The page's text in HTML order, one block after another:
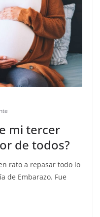
mi tercer
de todos?
rato a repasar todo lo
de Embarazo. Fue